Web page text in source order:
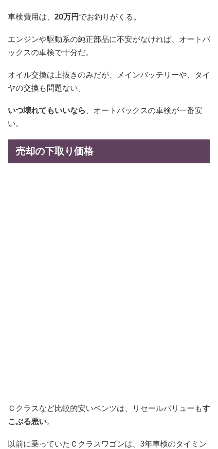
車検費用は、 20万円 でお釣りがくる。
エンジンや駆動系の純正部品に不安がなければ、オートバ
ックスの車検で十分だ。
オイル交換は上抜きのみだが、メインバッテリーや、タイ
ヤの交換も問題ない。
いつ壊れてもいいなら
、オートバックスの車検が一番安
い。
売却の下取り価格
Ｃクラスなど比較的安いベンツは、リセールバリューもす
こぶる悪い。
以前に乗っていたＣクラスワゴンは、3年車検のタイミン